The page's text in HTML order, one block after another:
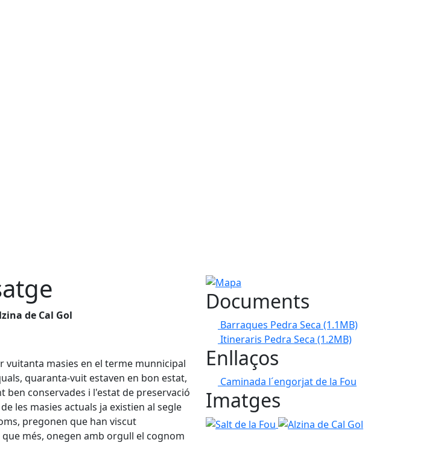
de Cal Gol
vuitanta masies en el terme munnicipal
quaranta-vuit estaven en bon estat,
ben conservades i l'estat de preservació
les masies actuals ja existien al segle
pregonen que han viscut
més, onegen amb orgull el cognom
Mapa
Documents
Barraques Pedra Seca (1.1MB)
Itineraris Pedra Seca (1.2MB)
Enllaços
Caminada l´engorjat de la Fou
Imatges
Salt de la Fou Alzina de Cal Gol